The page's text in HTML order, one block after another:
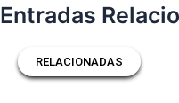
Entradas
RELACIONADAS